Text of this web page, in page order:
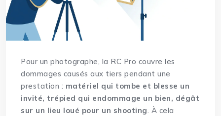
Pour un photographe, la RC Pro couvre les
dommages causés aux tiers pendant une
prestation : matériel qui tombe et blesse un
invité, trépied qui endommage un bien, dégât
sur un lieu loué pour un shooting. À cela